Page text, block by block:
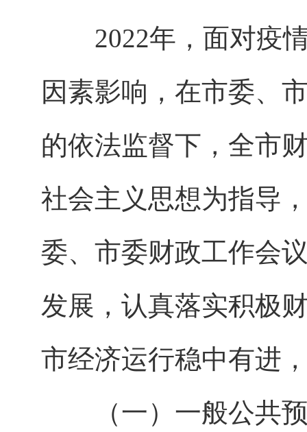
2022年，面对疫情
因素影响，在市委、
的依法监督下，全市
社会主义思想为指导
委、市委财政工作会
发展，认真落实积极
市经济运行稳中有进
（一）一般公共预